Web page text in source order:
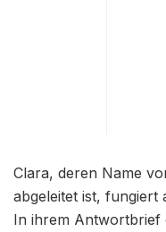
Clara, deren Name
abgeleitet ist, fungiert
In ihrem Antwortbrief